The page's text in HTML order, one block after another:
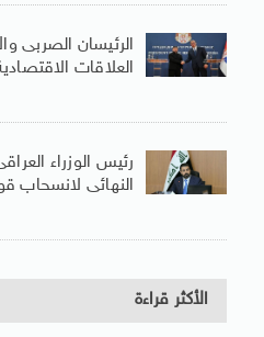
الرئيسان الصربى
العلاقات
النهائى لانسحاب
الأكثر قراءة